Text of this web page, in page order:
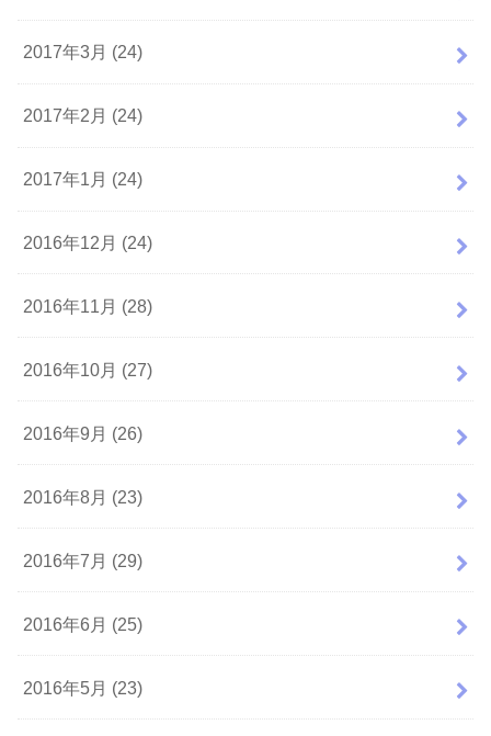
2017年3月 (24)
2017年2月 (24)
2017年1月 (24)
2016年12月 (24)
2016年11月 (28)
2016年10月 (27)
2016年9月 (26)
2016年8月 (23)
2016年7月 (29)
2016年6月 (25)
2016年5月 (23)